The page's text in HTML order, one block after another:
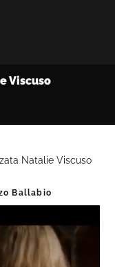
Viscuso
Natalie Viscuso
Ballabio